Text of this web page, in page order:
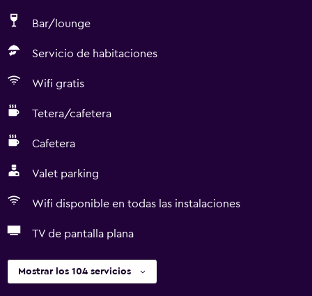
Bar/lounge
Servicio de habitaciones
Wifi gratis
Tetera/cafetera
Cafetera
Valet parking
Wifi disponible en todas las instalaciones
TV de pantalla plana
Mostrar los 104 servicios